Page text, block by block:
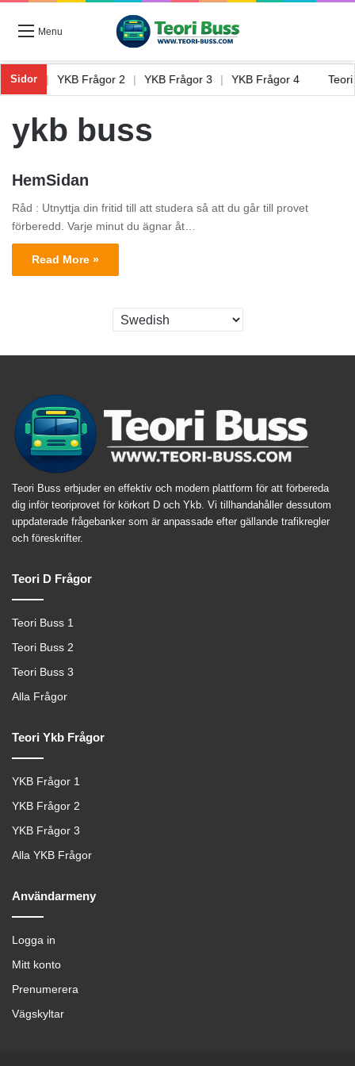
Menu
Sidor
1 YKB Frågor 2 YKB Frågor 3 YKB Frågor 4
ykb buss
HemSidan
Råd : Utnyttja din fritid till att studera så att du går till provet
förberedd. Varje minut du ägnar åt…
Read More »
Teori Buss erbjuder en effektiv och modern plattform för att förbereda
dig inför teoriprovet för körkort D och Ykb. Vi tillhandahåller dessutom
uppdaterade frågebanker som är anpassade efter gällande trafikregler
och föreskrifter.
Teori D Frågor
Teori Buss 1
Teori Buss 2
Teori Buss 3
Alla Frågor
Teori Ykb Frågor
YKB Frågor 1
YKB Frågor 2
YKB Frågor 3
Alla YKB Frågor
Användarmeny
Logga in
Mitt konto
Prenumerera
Vägskyltar